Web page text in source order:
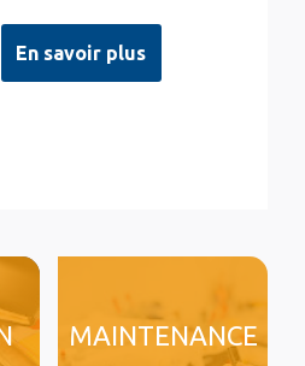
En savoir plus
MAINTENANCE